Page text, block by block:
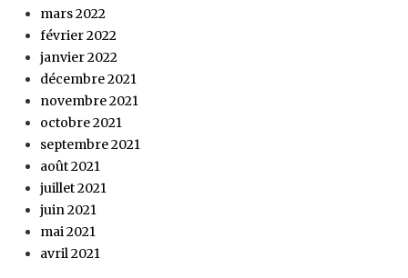
mars 2022
février 2022
janvier 2022
décembre 2021
novembre 2021
octobre 2021
septembre 2021
août 2021
juillet 2021
juin 2021
mai 2021
avril 2021